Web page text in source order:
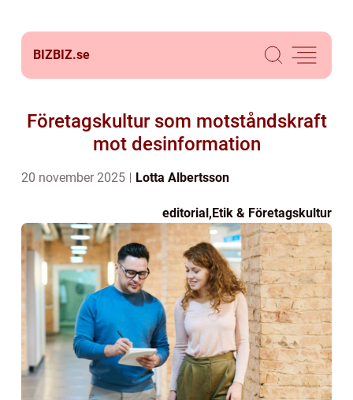
BIZBIZ.se
Företagskultur som motståndskraft
mot desinformation
20 november 2025 Lotta Albertsson
editorial,Etik & Företagskultur